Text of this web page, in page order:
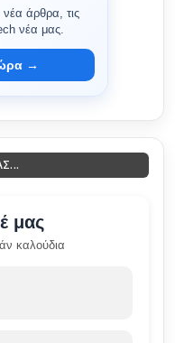
νέα άρθρα, τις
νέα μας.
→
μας
καλούδια